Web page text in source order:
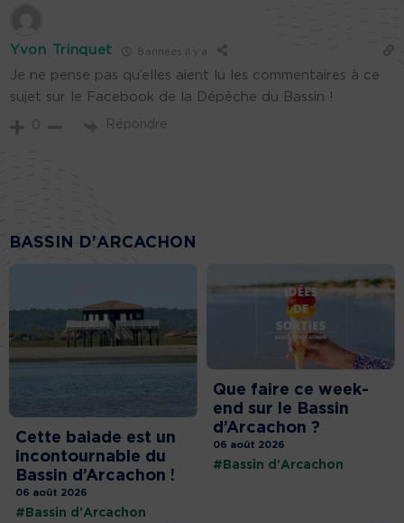
Yvon Trinquet 8 années il y a
Je ne pense pas qu’elles aient lu les commentaires à ce
sujet sur le Facebook de la Dépêche du Bassin !
0 Répondre
BASSIN D'ARCACHON
Cette balade est un
incontournable du
Bassin d’Arcachon !
06 août 2026
#Bassin d'Arcachon
Que faire ce week-
end sur le Bassin
d’Arcachon ?
06 août 2026
#Bassin d'Arcachon